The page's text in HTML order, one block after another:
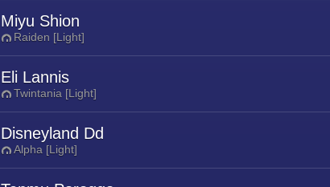
Miyu Shion
Raiden [Light]
Eli Lannis
Twintania [Light]
Disneyland Dd
Alpha [Light]